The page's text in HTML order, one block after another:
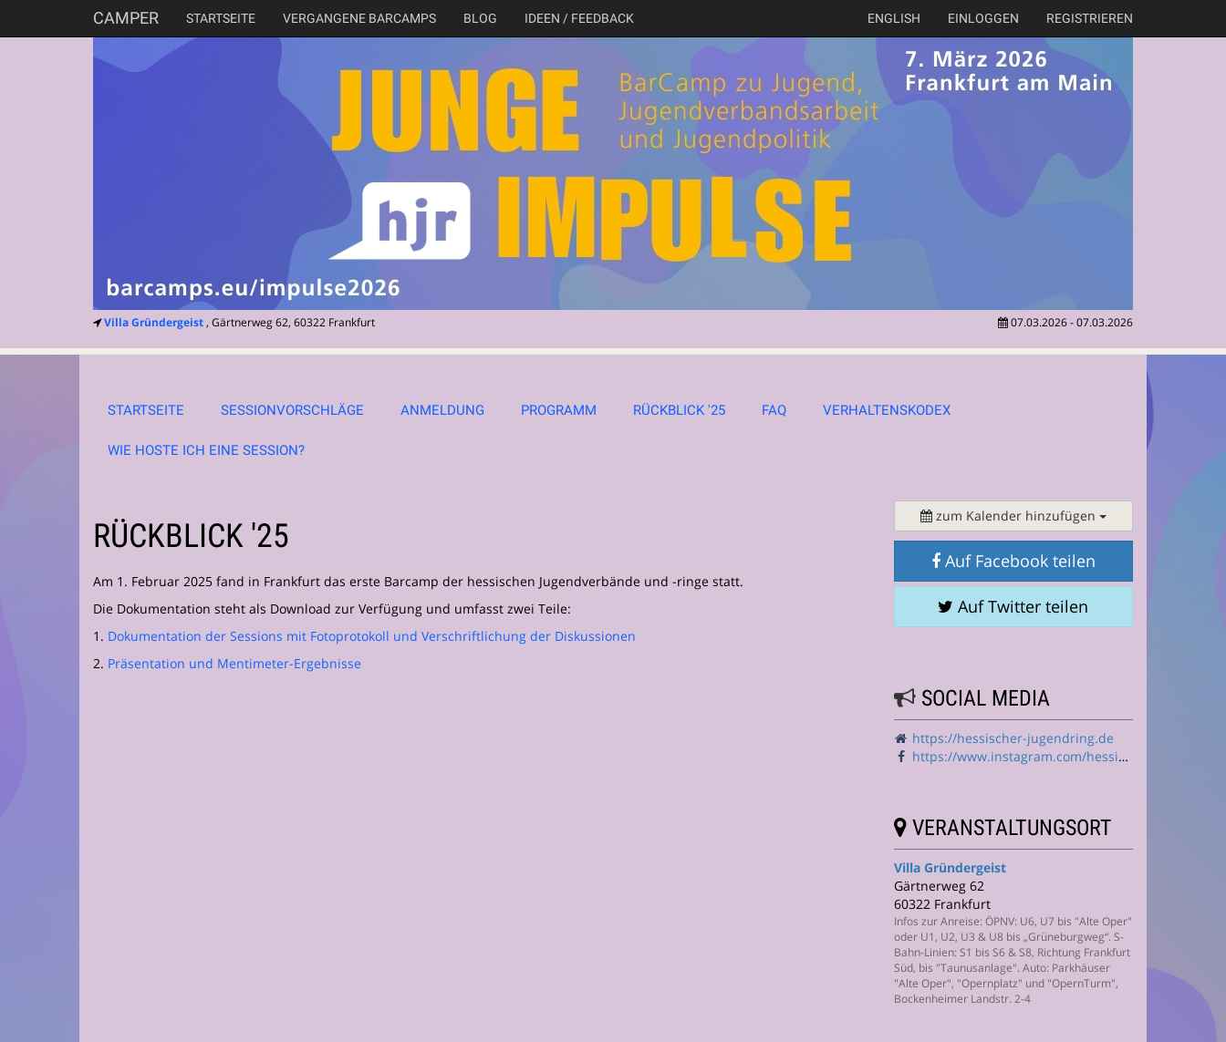
CAMPER STARTSEITE VERGANGENE BARCAMPS BLOG IDEEN / FEEDBACK ENGLISH EINLOGGEN REGISTRIEREN
Villa Gründergeist, Gärtnerweg 62, 60322 Frankfurt 07.03.2026 - 07.03.2026
STARTSEITE SESSIONVORSCHLÄGE ANMELDUNG PROGRAMM RÜCKBLICK '25 FAQ VERHALTENSKODEX
WIE HOSTE ICH EINE SESSION?
RÜCKBLICK '25
Am 1. Februar 2025 fand in Frankfurt das erste Barcamp der hessischen Jugendverbände und -ringe statt.
Die Dokumentation steht als Download zur Verfügung und umfasst zwei Teile:
1. Dokumentation der Sessions mit Fotoprotokoll und Verschriftlichung der Diskussionen
2. Präsentation und Mentimeter-Ergebnisse
zum Kalender hinzufügen
Auf Facebook teilen
Auf Twitter teilen
SOCIAL MEDIA
https://hessischer-jugendring.de
https://www.instagram.com/hessischer.jugendring/
VERANSTALTUNGSORT
Villa Gründergeist
Gärtnerweg 62
60322 Frankfurt
Infos zur Anreise: ÖPNV: U6, U7 bis "Alte Oper"
oder U1, U2, U3 & U8 bis „Grüneburgweg“. S-
Bahn-Linien: S1 bis S6 & S8, Richtung Frankfurt
Süd, bis "Taunusanlage". Auto: Parkhäuser
"Alte Oper", "Opernplatz" und "OpernTurm",
Bockenheimer Landstr. 2-4